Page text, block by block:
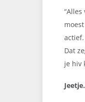
“Alles
Dat
je hiv